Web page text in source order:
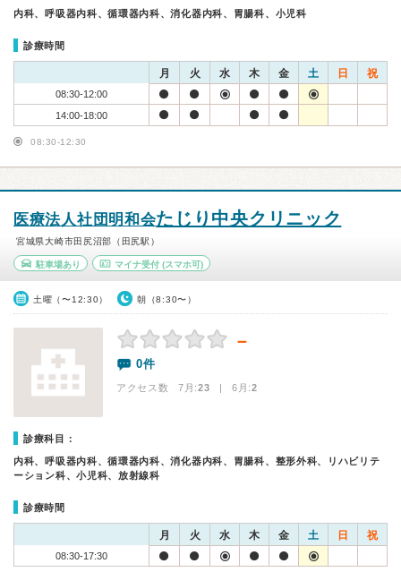
内科、呼吸器内科、循環器内科、消化器内科、胃腸科、小児科
診療時間
月 火 水 木 金 土 日 祝
08:30-12:00
14:00-18:00
08:30-12:30
医療法人社団明和会たじり中央クリニック
宮城県大崎市田尻沼部（田尻駅）
駐車場あり マイナ受付(スマホ可)
土曜（〜12:30） 朝（8:30〜）
－
0件
アクセス数 7月:23 | 6月:2
診療科目：
内科、呼吸器内科、循環器内科、消化器内科、胃腸科、整形外科、リハビリテ
ーション科、小児科、放射線科
診療時間
月 火 水 木 金 土 日 祝
08:30-17:30